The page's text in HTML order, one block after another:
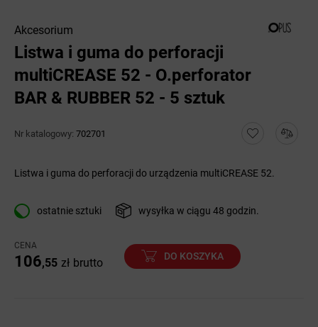
Akcesorium
Listwa i guma do perforacji
multiCREASE 52 - O.perforator
BAR & RUBBER 52 - 5 sztuk
Nr katalogowy: 702701
Listwa i guma do perforacji do urządzenia multiCREASE 52.
ostatnie sztuki wysyłka w ciągu 48 godzin.
CENA
106,55 zł brutto
DO KOSZYKA